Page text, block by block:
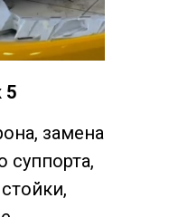
5
замена
суппорта,